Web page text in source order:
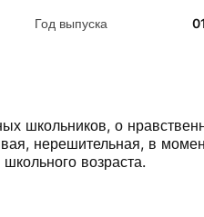
Год выпуска
школьников, о
нерешительная, в
возраста.